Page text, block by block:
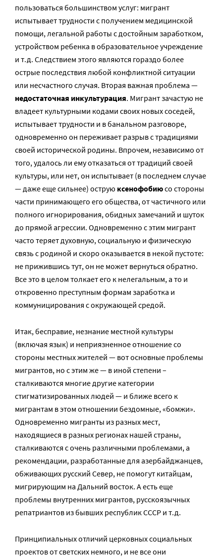
пользоваться большинством услуг: мигрант
испытывает трудности с получением медицинской
помощи, легальной работы с достойным заработком,
устройством ребенка в образовательное учреждение
и т.д. Следствием этого являются гораздо более
острые последствия любой конфликтной ситуации
или несчастного случая. Вторая важная проблема —
недостаточная инкультурация. Мигрант зачастую не
владеет культурными кодами своих новых соседей,
испытывает трудности и в банальном разговоре,
одновременно он переживает разрыв с традициями
своей исторической родины. Впрочем, независимо от
того, удалось ли ему отказаться от традиций своей
культуры, или нет, он испытывает (в последнем случае
— даже еще сильнее) острую ксенофобиюсо стороны
части принимающего его общества, от частичного или
полного игнорирования, обидных замечаний и шуток
до прямой агрессии. Одновременно с этим мигрант
часто теряет духовную, социальную и физическую
связь с родиной и скоро оказывается в некой пустоте:
не прижившись тут, он не может вернуться обратно.
Все это в целом толкает его к нелегальным, а то и
откровенно преступным формам заработка и
коммуницирования с окружающей средой.
Итак, бесправие, незнание местной культуры
(включая язык) и неприязненное отношение со
стороны местных жителей — вот основные проблемы
мигрантов, но с этим же — в иной степени –
сталкиваются многие другие категории
стигматизированных людей — и ближе всего к
мигрантам в этом отношении бездомные, «бомжи».
Одновременно мигранты из разных мест,
находящиеся в разных регионах нашей страны,
сталкиваются с очень различными проблемами, а
рекомендации, разработанные для азербайджанцев,
обживающих русский Север, не помогут китайцам,
мигрирующим на Дальний восток. А есть еще
проблемы внутренних мигрантов, русскоязычных
репатриантов из бывших республик СССР и т.д.
Принципиальных отличий церковных социальных
проектов от светских немного, и не все они